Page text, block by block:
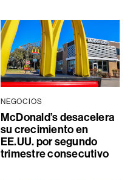
NEGOCIOS
McDonald’s desacelera
su crecimiento en
EE.UU. por segundo
trimestre consecutivo